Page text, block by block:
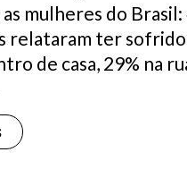
mulheres do Brasil:
relataram ter sofrido
de casa, 29% na